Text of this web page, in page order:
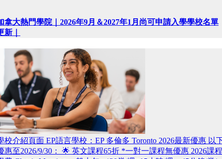
拿大熱門學院｜2026年9月＆2027年1月尚可申請入學學校名單
新｜
校介紹頁面 EP語言學校：EP 多倫多 Toronto 2026最新優惠 以
惠至2026/9/30： 🌟 英文課程65折 *一對一課程無優惠 2026課程